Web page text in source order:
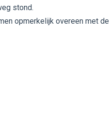
stond.
opmerkelijk overeen met de